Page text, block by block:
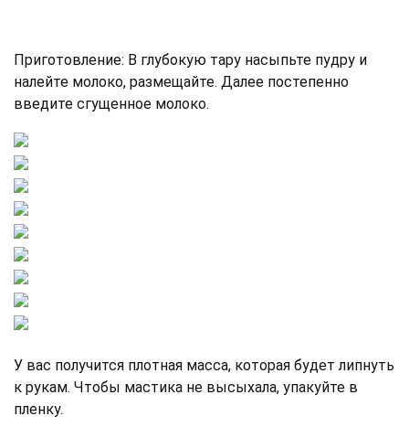
Приготовление: В глубокую тару насыпьте пудру и
налейте молоко, размещайте. Далее постепенно
введите сгущенное молоко.
У вас получится плотная масса, которая будет липнуть
к рукам. Чтобы мастика не высыхала, упакуйте в
пленку.